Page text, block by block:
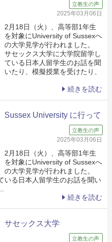
立教生の声
2025年03月06日
2月18日（火）、高等部1年生
を対象にUniversity of Sussexへ
の大学見学が行われました。
サセックス大学に大学院留学し
ている日本人留学生のお話を聞
いたり、模擬授業を受けたり、
続きを読む
Sussex University に行って
立教生の声
2025年03月06日
2月18日（火）、高等部1年生
を対象にUniversity of Sussexへ
の大学見学が行われました。
いる日本人留学生のお話を聞い
続きを読む
サセックス大学
立教生の声